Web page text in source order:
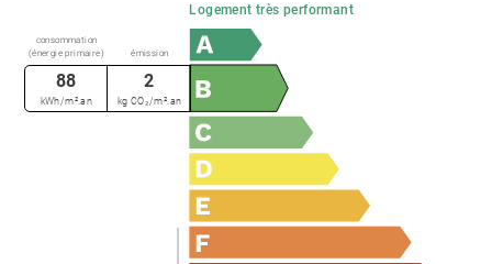
Logement très performant
consommation
(énergie primaire)
émission
88
kWh/m².an
2
kg CO₂/m².an